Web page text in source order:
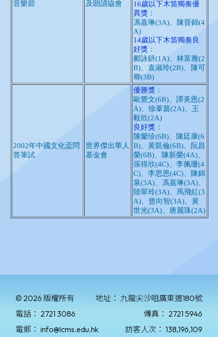
© 2026 版權所有 地址： 九龍尖沙咀廣東道180號
電話： 2721 3086 傳真： 2721 5946
電郵： info@lcms.edu.hk 訪客人次： 138,196,109